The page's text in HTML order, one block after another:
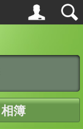
相簿